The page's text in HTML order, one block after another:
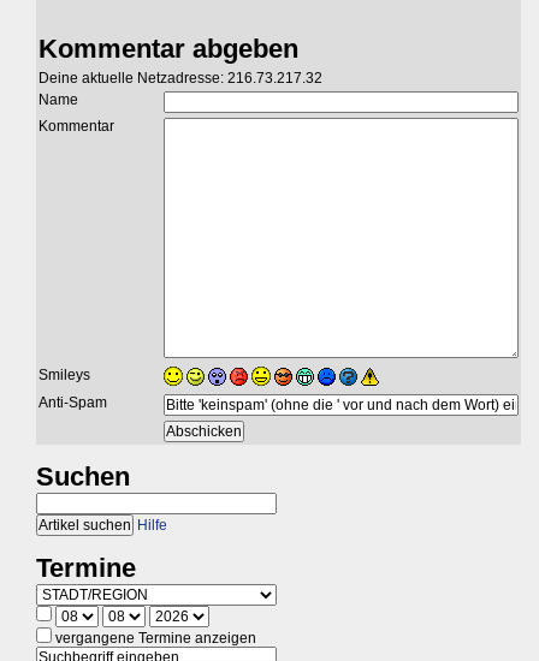
Kommentar abgeben
Deine aktuelle Netzadresse: 216.73.217.32
Name
Kommentar
Smileys
Anti-Spam
Suchen
Hilfe
Termine
vergangene Termine anzeigen